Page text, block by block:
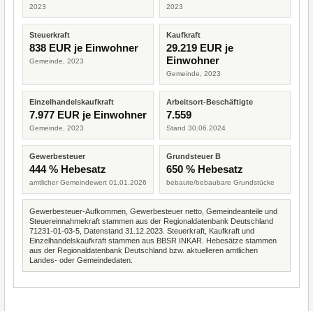
2023 2023
Steuerkraft
838 EUR je Einwohner
Gemeinde, 2023
Kaufkraft
29.219 EUR je
Einwohner
Gemeinde, 2023
Einzelhandelskaufkraft
7.977 EUR je Einwohner
Gemeinde, 2023
Arbeitsort-Beschäftigte
7.559
Stand 30.06.2024
Gewerbesteuer
444 % Hebesatz
amtlicher Gemeindewert 01.01.2026
Grundsteuer B
650 % Hebesatz
bebaute/bebaubare Grundstücke
Gewerbesteuer-Aufkommen, Gewerbesteuer netto, Gemeindeanteile und
Steuereinnahmekraft stammen aus der Regionaldatenbank Deutschland
71231-01-03-5, Datenstand 31.12.2023. Steuerkraft, Kaufkraft und
Einzelhandelskaufkraft stammen aus BBSR INKAR. Hebesätze stammen
aus der Regionaldatenbank Deutschland bzw. aktuelleren amtlichen
Landes- oder Gemeindedaten.